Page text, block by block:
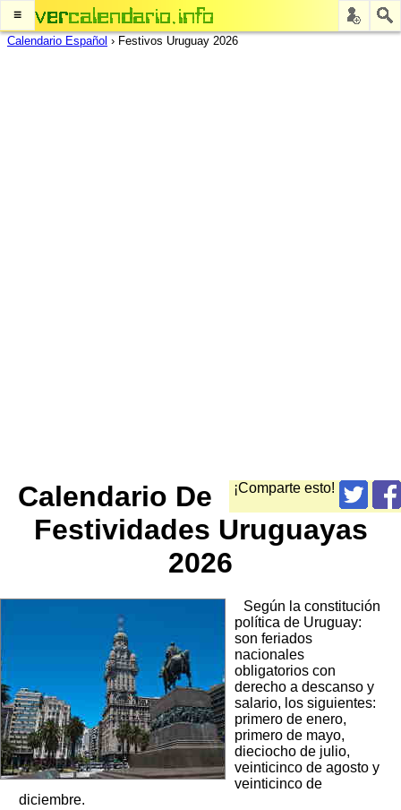
≡
Calendario Español › Festivos Uruguay 2026
¡Comparte esto!
Calendario De
Festividades Uruguayas
2026
Según la constitución
política de Uruguay:
son feriados
nacionales
obligatorios con
derecho a descanso y
salario, los siguientes:
primero de enero,
primero de mayo,
dieciocho de julio,
veinticinco de agosto y
veinticinco de
diciembre.